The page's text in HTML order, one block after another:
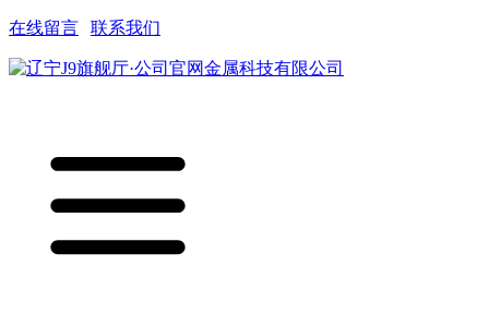
在线留言 联系我们